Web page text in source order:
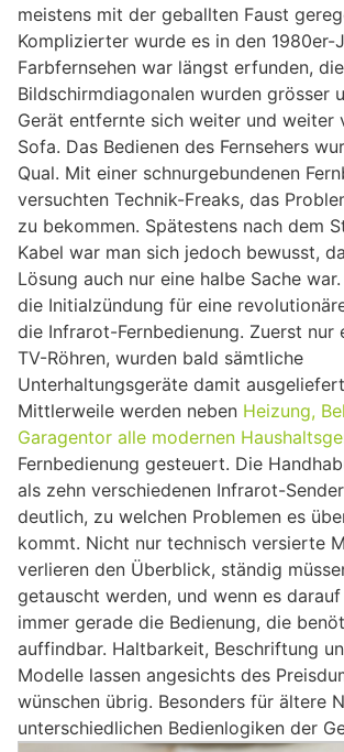
meistens mit der geballten Faust
Komplizierter wurde es in den 1980er-
Farbfernsehen war längst erfunden, die
Bildschirmdiagonalen wurden grösser
Gerät entfernte sich weiter und weiter
Sofa. Das Bedienen des Fernsehers
Qual. Mit einer schnurgebundenen
versuchten Technik-Freaks, das
zu bekommen. Spätestens nach dem
Kabel war man sich jedoch bewusst,
Lösung auch nur eine halbe Sache
die Initialzündung für eine
die Infrarot-Fernbedienung. Zuerst nur
TV-Röhren, wurden bald sämtliche
Unterhaltungsgeräte damit
Mittlerweile werden neben Heizung,
Garagentor alle modernen
Fernbedienung gesteuert. Die
als zehn verschiedenen Infrarot-
deutlich, zu welchen Problemen es
kommt. Nicht nur technisch versierte
verlieren den Überblick, ständig
getauscht werden, und wenn es
immer gerade die Bedienung, die
auffindbar. Haltbarkeit, Beschriftung
Modelle lassen angesichts des
wünschen übrig. Besonders für ältere
unterschiedlichen Bedienlogiken der